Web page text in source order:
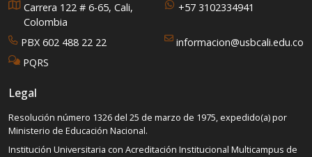
Carrera 122 # 6-65, Cali,
Colombia
+57 3102334941
PBX 602 488 22 22
informacion@usbcali.edu.co
PQRS
Legal
Resolución número 1326 del 25 de marzo de 1975, expedido(a) por
Ministerio de Educación Nacional.
Institución Universitaria con Acreditación Institucional Multicampus de